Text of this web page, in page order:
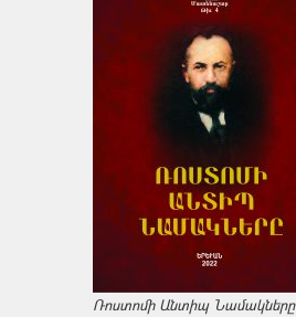
Ռոստոմի Անտիպ Նամակները